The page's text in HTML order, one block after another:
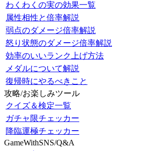
わくわくの実の効果一覧
属性相性と倍率解説
弱点のダメージ倍率解説
怒り状態のダメージ倍率解説
効率のいいランク上げ方法
メダルについて解説
復帰時にやるべきこと
攻略/お楽しみツール
クイズ＆検定一覧
ガチャ限チェッカー
降臨運極チェッカー
GameWithSNS/Q&A